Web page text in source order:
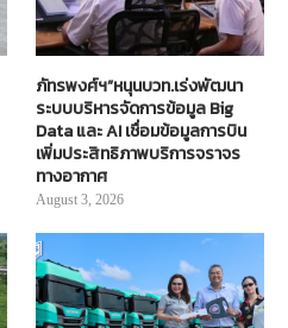
ภัทรพงศ์ฯ”หนุนบวท.เร่งพัฒนา
ระบบบริหารจัดการข้อมูล Big
Data และ AI เชื่อมข้อมูลการบิน
เพิ่มประสิทธิภาพบริการจราจร
ทางอากาศ
August 3, 2026